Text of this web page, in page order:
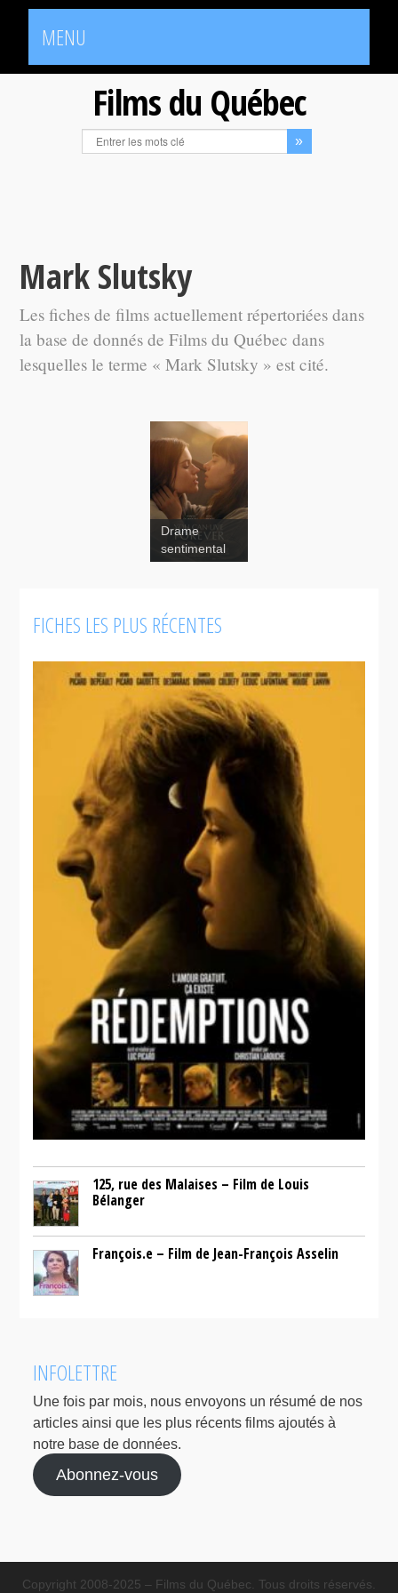
MENU
Films du Québec
Mark Slutsky
Les fiches de films actuellement répertoriées dans
la base de donnés de Films du Québec dans
lesquelles le terme « Mark Slutsky » est cité.
Drame
sentimental
FICHES LES PLUS RÉCENTES
125, rue des Malaises – Film de Louis
Bélanger
François.e – Film de Jean-François Asselin
INFOLETTRE
Une fois par mois, nous envoyons un résumé de nos
articles ainsi que les plus récents films ajoutés à
notre base de données.
Abonnez-vous
Copyright 2008-2025 – Films du Québec. Tous droits réservés.